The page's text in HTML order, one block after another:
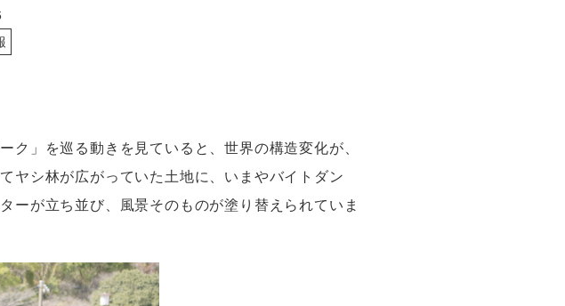
」を巡る動きを見ていると、世界の構造変化が、
ヤシ林が広がっていた土地に、いまやバイトダン
ーが立ち並び、風景そのものが塗り替えられていま